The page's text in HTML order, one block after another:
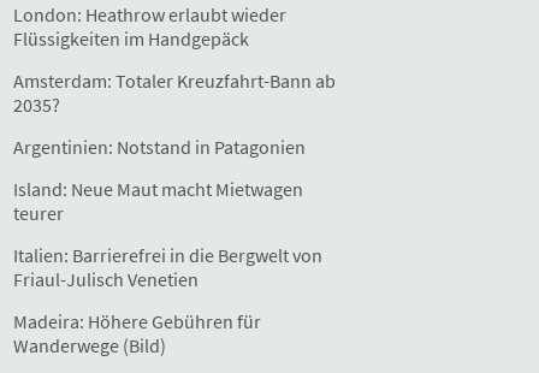
London: Heathrow erlaubt wieder
Flüssigkeiten im Handgepäck
Amsterdam: Totaler Kreuzfahrt-Bann ab
2035?
Argentinien: Notstand in Patagonien
Island: Neue Maut macht Mietwagen
teurer
Italien: Barrierefrei in die Bergwelt von
Friaul-Julisch Venetien
Madeira: Höhere Gebühren für
Wanderwege (Bild)